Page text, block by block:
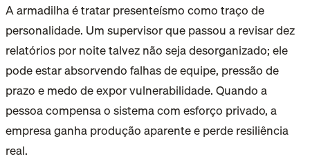
A armadilha é tratar presenteísmo como traço de
personalidade. Um supervisor que passou a revisar dez
relatórios por noite talvez não seja desorganizado; ele
pode estar absorvendo falhas de equipe, pressão de
prazo e medo de expor vulnerabilidade. Quando a
pessoa compensa o sistema com esforço privado, a
empresa ganha produção aparente e perde resiliência
real.